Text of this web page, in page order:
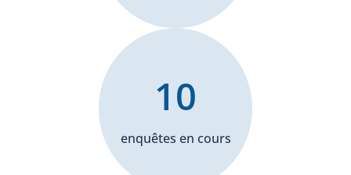
enquêtes en cours
10